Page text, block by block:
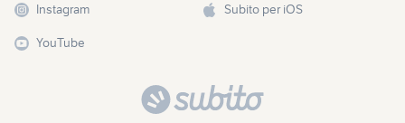
Instagram
YouTube
Subito per iOS